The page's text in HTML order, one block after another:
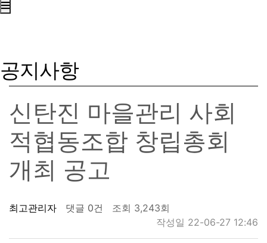
공지사항
신탄진 마을관리 사회
적협동조합 창립총회
개최 공고
최고관리자 댓글 0건
조회 3,243회
작성일 22-06-27 12:46